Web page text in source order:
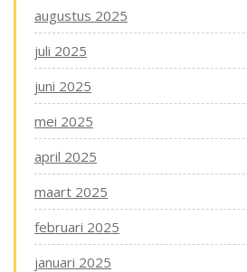
augustus 2025
juli 2025
juni 2025
mei 2025
april 2025
maart 2025
februari 2025
januari 2025